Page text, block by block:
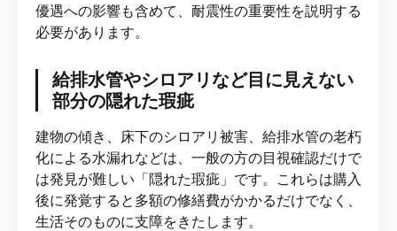
優遇への影響も含めて、耐震性の重要性を説明する
必要があります。
給排水管やシロアリなど目に見えない
部分の隠れた瑕疵
建物の傾き、床下のシロアリ被害、給排水管の老朽
化による水漏れなどは、一般の方の目視確認だけで
は発見が難しい「隠れた瑕疵」です。これらは購入
後に発覚すると多額の修繕費がかかるだけでなく、
生活そのものに支障をきたします。